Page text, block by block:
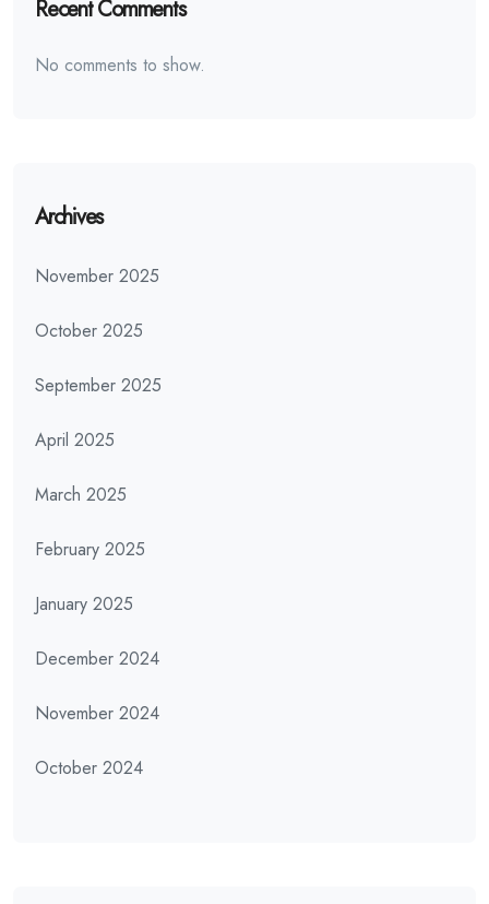
Recent Comments
No comments to show.
Archives
November 2025
October 2025
September 2025
April 2025
March 2025
February 2025
January 2025
December 2024
November 2024
October 2024